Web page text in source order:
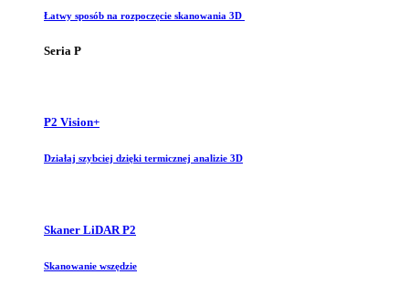
Łatwy sposób na rozpoczęcie skanowania 3D
Seria P
P2 Vision+
Działaj szybciej dzięki termicznej analizie 3D
Skaner LiDAR P2
Skanowanie wszędzie